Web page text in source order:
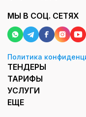
МЫ В СОЦ. СЕТЯХ
Политика
ТЕНДЕРЫ
ТАРИФЫ
УСЛУГИ
ЕЩЕ